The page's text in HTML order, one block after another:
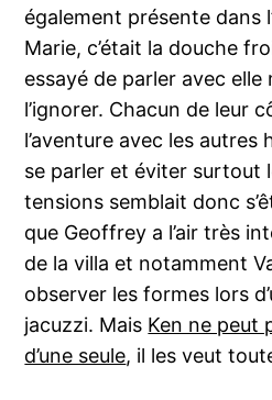
également présente dans
Marie, c’était la douche
essayé de parler avec
l’ignorer. Chacun de leur
l’aventure avec les
se parler et éviter surtout
tensions semblait donc
que Geoffrey a l’air très
de la villa et notamment
observer les formes lors
jacuzzi. Mais Ken ne peut
d’une seule, il les veut